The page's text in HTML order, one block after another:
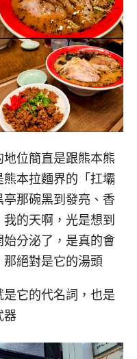
位簡直是跟熊本熊
本拉麵界的「扛壩
那碗黑到發亮、香
的天啊，光是想到
分泌了，是真的會
絕對是它的湯頭
是它的代名詞，也是
器